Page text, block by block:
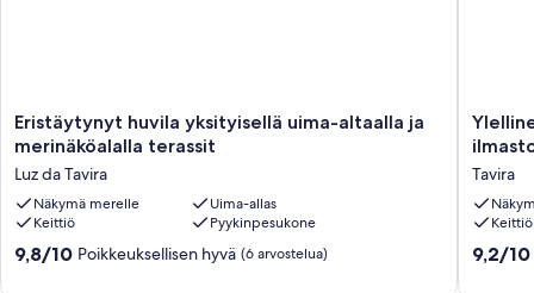
Eristäytynyt
huvila
uima-
altaalla
ja
merinäköalalla
terassit
Eristäytynyt huvila yksityisellä uima-altaalla ja
merinäköalalla terassit
Luz da Tavira
Näkymä merelle
Uima-allas
Keittiö
Pyykinpesukone
9.8
9,8/10 Poikkeuksellisen hyvä (6 arvostelua)
Ylellinen
huvila,
oma
uima-
allas,
wifi
Tavira
Keittiö
9.2
9,2/10